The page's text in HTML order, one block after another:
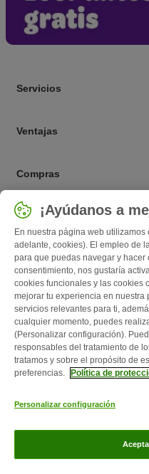
Servicios
Ventajas
Compras
Seleccionar país
España / ES
Follow zooplus
Quiénes somos Empleo
Contacto
Gastos de envío y
¡Ayúdanos a
En nuestra página web
adelante, cookies). El empleo de
para que puedas navegar y hacer
consentimiento, nos gustaría
cookies funcionales y las cookies
mejorar tu experiencia en nuestra
servicios relevantes para ti,
cualquier momento, puedes
(Personalizar configuración).
responsables del tratamiento de
tratamos y sobre el propósito de
preferencias.
Política de
Personalizar configuración